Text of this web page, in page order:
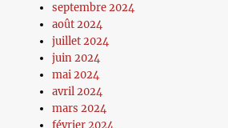
septembre 2024
août 2024
juillet 2024
juin 2024
mai 2024
avril 2024
mars 2024
février 2024